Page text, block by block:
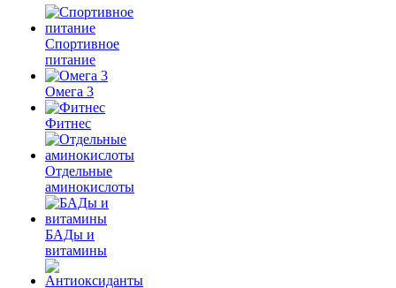
Спортивное
питание
Омега 3
Фитнес
Отдельные
аминокислоты
БАДы и
витамины